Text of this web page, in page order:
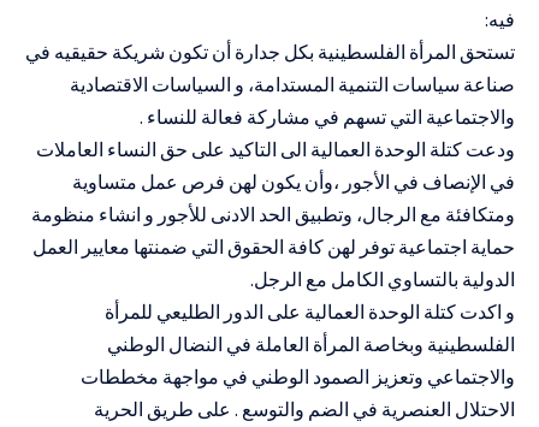
فيه:
تستحق المرأة الفلسطينية بكل جدارة أن تكون شريكة حقيقيه في
صناعة سياسات التنمية المستدامة، و السياسات الاقتصادية
والاجتماعية التي تسهم في مشاركة فعالة للنساء .
ودعت كتلة الوحدة العمالية الى التاكيد على حق النساء العاملات
في الإنصاف في الأجور ،وأن يكون لهن فرص عمل متساوية
ومتكافئة مع الرجال، وتطبيق الحد الادنى للأجور و انشاء منظومة
حماية اجتماعية توفر لهن كافة الحقوق التي ضمنتها معايير العمل
الدولية بالتساوي الكامل مع الرجل.
و اكدت كتلة الوحدة العمالية على الدور الطليعي للمرأة
الفلسطينية وبخاصة المرأة العاملة في النضال الوطني
والاجتماعي وتعزيز الصمود الوطني في مواجهة مخططات
الاحتلال العنصرية في الضم والتوسع . على طريق الحرية